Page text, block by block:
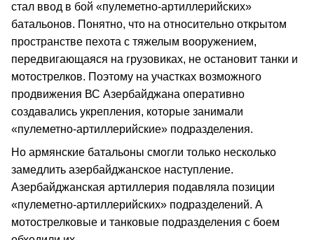
стал ввод в бой «пулеметно-артиллерийских»
батальонов. Понятно, что на относительно открытом
пространстве пехота с тяжелым вооружением,
передвигающаяся на грузовиках, не остановит танки и
мотострелков. Поэтому на участках возможного
продвижения ВС Азербайджана оперативно
создавались укрепления, которые занимали
«пулеметно-артиллерийские» подразделения.
Но армянские батальоны смогли только несколько
замедлить азербайджанское наступление.
Азербайджанская артиллерия подавляла позиции
«пулеметно-артиллерийских» подразделений. А
мотострелковые и танковые подразделения с боем